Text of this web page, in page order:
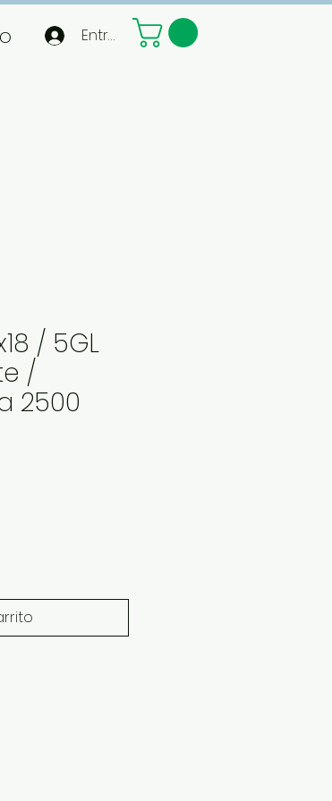
Entrar
/ 5GL
/
2500